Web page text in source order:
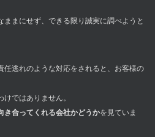
まにせず、できる限り誠実に調べようと
任逃れのような対応をされると、お客様の
ではありません。
き合ってくれる会社かどうかを見ていま